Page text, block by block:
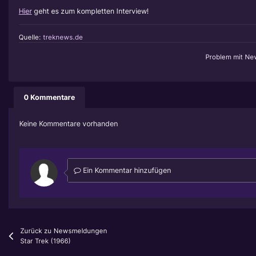
Hier geht es zum kompletten Interview!
Quelle: treknews.de
Problem mit
0 Kommentare
Keine Kommentare vorhanden
Ein Kommentar hinzufügen
Zurück zu Newsmeldungen
Star Trek (1966)